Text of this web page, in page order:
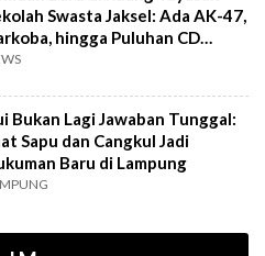
Swasta Jaksel: Ada AK-47,
hingga Puluhan CD
Bukan Lagi Jawaban Tunggal:
Sapu dan Cangkul Jadi
Baru di Lampung